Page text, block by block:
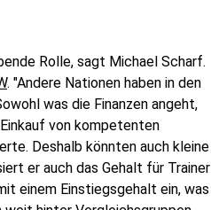
Rolle, sagt Michael Scharf.
. "Andere Nationen haben in den
was die Finanzen angeht,
von kompetenten
Deshalb könnten auch kleine
er auch das Gehalt für Trainer
einem Einstiegsgehalt ein, was